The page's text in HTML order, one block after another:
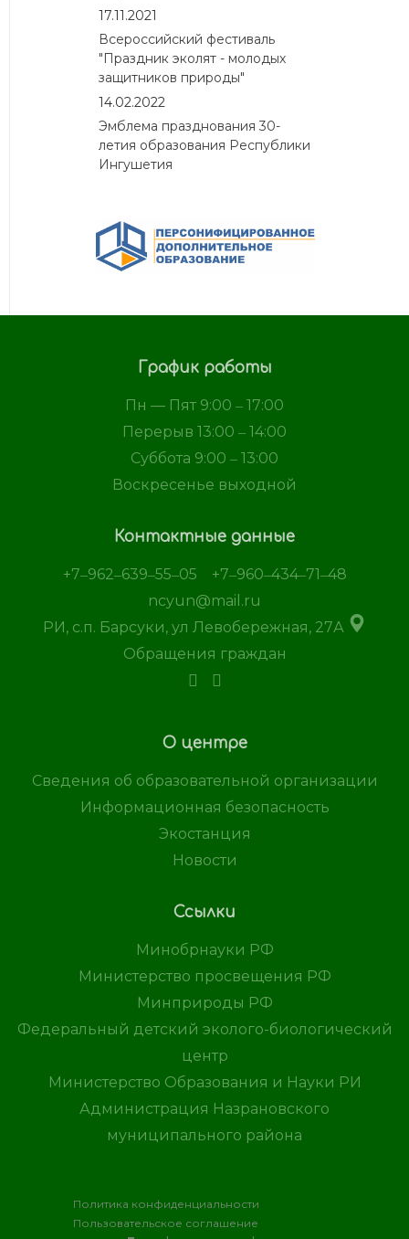
17.11.2021
Всероссийский фестиваль
"Праздник эколят - молодых
защитников природы"
14.02.2022
Эмблема празднования 30-
летия образования Республики
Ингушетия
О центре
Сведения об образовательной организации
Информационная безопасность
Экостанция
Новости
Ссылки
Минобрнауки РФ
Министерство просвещения РФ
Минприроды РФ
Федеральный детский эколого-биологический
центр
Министерство Образования и Науки РИ
Администрация Назрановского
муниципального района
График работы
Пн — Пят 9:00 ‒ 17:00
Перерыв 13:00 ‒ 14:00
Суббота 9:00 ‒ 13:00
Воскресенье выходной
Контактные данные
+7‒962‒639‒55‒05
+7‒960‒434‒71‒48
ncyun@mail.ru
РИ, с.п. Барсуки, ул Левобережная, 27А
Обращения граждан
Политика конфиденциальности
Пользовательское соглашение